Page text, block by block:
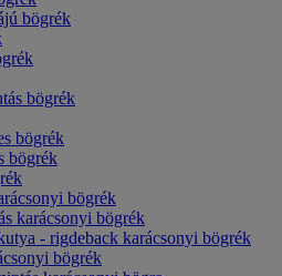
bögrék
bögrék
bögrék
bögrék
bögrék
karácsonyi bögrék
- rigdeback karácsonyi bögrék
bögrék